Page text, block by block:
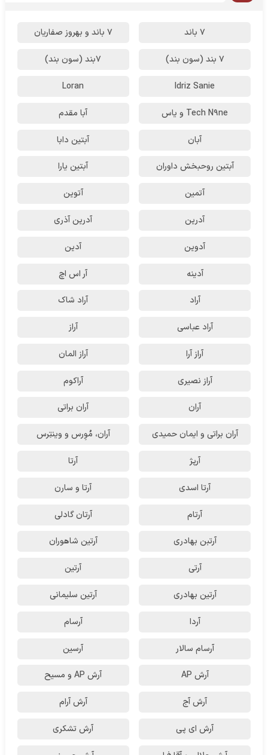
7 باند 7 باند و بهروز صفاریان
7 بند (سون بند) ۷بند (سون بند)
Idriz Sanie
Loran
Tech N9ne و یاس آبا مقدم
آبان آبتین دابا
آبتین روحبخش داوران آبتین یارا
آتمین آتوین
آدرین آدرین آذری
آدوین آدین
آدینه آر اس اچ
آراد آراد شاک
آراد عباسی آراز
آراز آرا آراز المان
آراز نصیری آراکوم
آران آران براتی
آران براتی و ایمان حمیدی آران، مُوِرس و وینتِرس
آرپژ آرتا
آرتا اسدی آرتا و سارن
آرتام آرتان گادلی
آرتبن بهادری آرتين شاهوران
آرتی آرتین
آرتین بهادری آرتین سلیمانی
آردا آرسام
آرسام سالار آرسین
آرش AP آرش AP و مسیح
آرش آج آرش آرام
آرش ای پی آرش تشکری